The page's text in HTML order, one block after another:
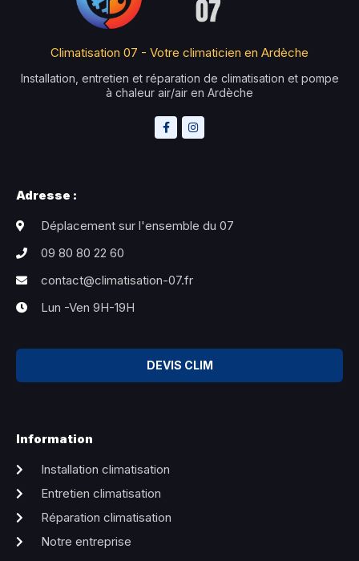
Climatisation 07 - Votre climaticien en Ardèche
Installation, entretien et réparation de climatisation et pompe
à chaleur air/air en Ardèche
Adresse :
Déplacement sur l'ensemble du 07
09 80 80 22 60
contact@climatisation-07.fr
Lun -Ven 9H-19H
DEVIS CLIM
Information
Installation climatisation
Entretien climatisation
Réparation climatisation
Notre entreprise